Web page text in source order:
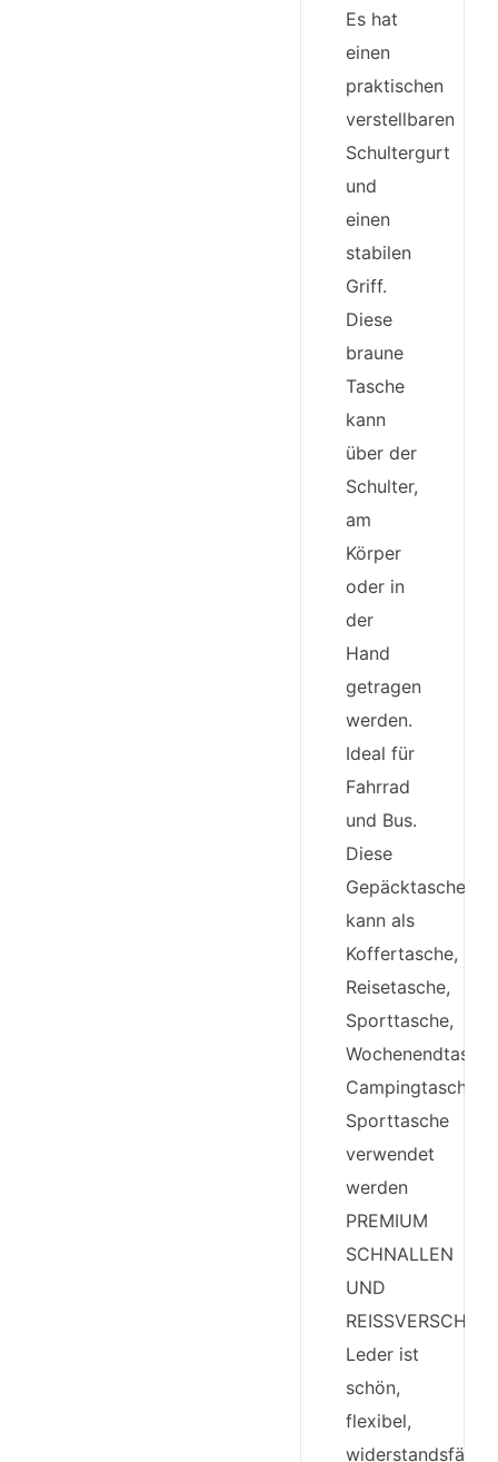
Es hat
einen
praktischen
verstellbaren
Schultergurt
und
einen
stabilen
Griff.
Diese
braune
Tasche
kann
über der
Schulter,
am
Körper
oder in
der
Hand
getragen
werden.
Ideal für
Fahrrad
und Bus.
Diese
Gepäcktasche
kann als
Koffertasche,
Reisetasche,
Sporttasche,
Campingtasche,
Sporttasche
verwendet
werden
PREMIUM
SCHNALLEN
UND
Leder ist
schön,
flexibel,
widerstandsfähig